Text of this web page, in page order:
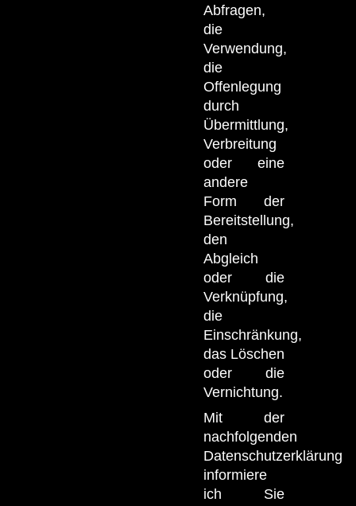
Abfragen,
die
Verwendung,
die
Offenlegung
durch
Übermittlung,
Verbreitung
oder eine
andere
Form der
Bereitstellung,
den
Abgleich
oder die
Verknüpfung,
die
Einschränkung,
das Löschen
oder die
Vernichtung.
Mit der
nachfolgenden
Datenschutzerklärung
informiere
ich Sie